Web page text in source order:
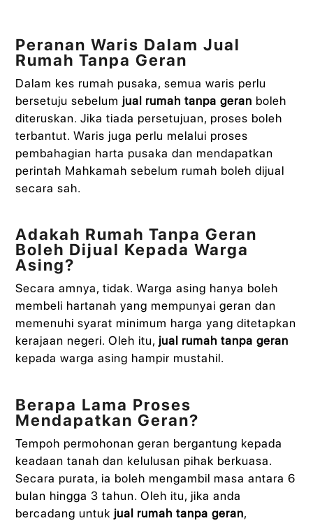
Peranan Waris Dalam Jual
Rumah Tanpa Geran
Dalam kes rumah pusaka, semua waris perlu
bersetuju sebelum jual rumah tanpa geran boleh
diteruskan. Jika tiada persetujuan, proses boleh
terbantut. Waris juga perlu melalui proses
pembahagian harta pusaka dan mendapatkan
perintah Mahkamah sebelum rumah boleh dijual
secara sah.
Adakah Rumah Tanpa Geran
Boleh Dijual Kepada Warga
Asing?
Secara amnya, tidak. Warga asing hanya boleh
membeli hartanah yang mempunyai geran dan
memenuhi syarat minimum harga yang ditetapkan
kerajaan negeri. Oleh itu, jual rumah tanpa geran
kepada warga asing hampir mustahil.
Berapa Lama Proses
Mendapatkan Geran?
Tempoh permohonan geran bergantung kepada
keadaan tanah dan kelulusan pihak berkuasa.
Secara purata, ia boleh mengambil masa antara 6
bulan hingga 3 tahun. Oleh itu, jika anda
bercadang untuk jual rumah tanpa geran,